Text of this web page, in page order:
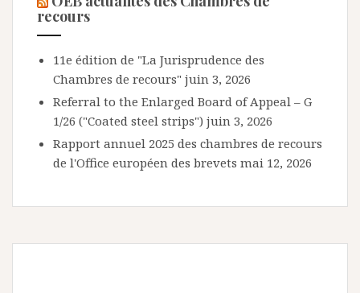
recours
11e édition de "La Jurisprudence des
Chambres de recours" juin 3, 2026
Referral to the Enlarged Board of Appeal – G
1/26 ("Coated steel strips") juin 3, 2026
Rapport annuel 2025 des chambres de recours
de l'Office européen des brevets mai 12, 2026